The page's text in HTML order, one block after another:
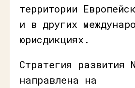
территории
и в других
юрисдикциях.
Стратегия развития
направлена на